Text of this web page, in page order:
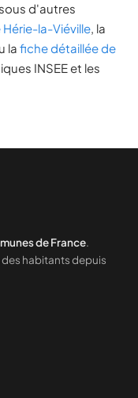
sous d'autres
la-Viéville, la
la fiche détaillée de
INSEE et les
de France.
des habitants depuis